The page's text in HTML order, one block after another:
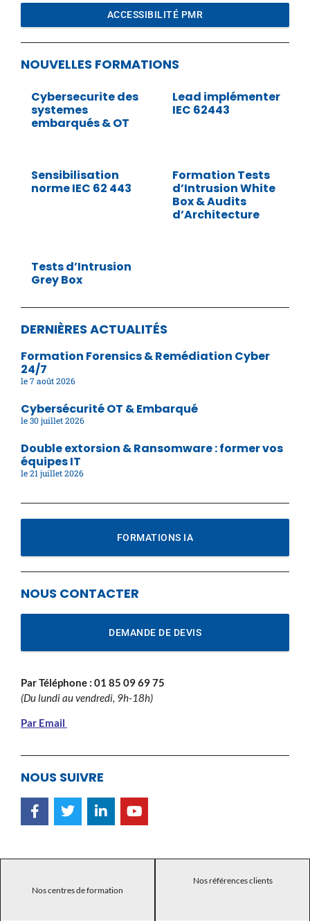
ACCESSIBILITÉ PMR
NOUVELLES FORMATIONS
Cybersecurite des
systemes
embarqués & OT
Lead implémenter
IEC 62443
Sensibilisation
norme IEC 62 443
Formation Tests
d’Intrusion White
Box & Audits
d’Architecture
Tests d’Intrusion
Grey Box
DERNIÈRES ACTUALITÉS
Formation Forensics & Remédiation Cyber
24/7
7 août 2026
Cybersécurité OT & Embarqué
30 juillet 2026
Double extorsion & Ransomware : former vos
équipes IT
21 juillet 2026
FORMATIONS IA
NOUS CONTACTER
DEMANDE DE DEVIS
Par Téléphone : 01 85 09 69 75
(Du lundi au vendredi, 9h-18h)
Par Email
NOUS SUIVRE
Nos centres de formation
Nos références clients